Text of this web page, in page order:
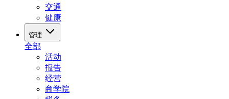
交通
健康
管理
全部
活动
报告
经营
商学院